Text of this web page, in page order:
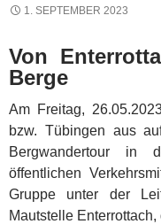
1. SEPTEMBER 2023
Von
Berge
Am Freitag,
bzw. Tübingen aus
Bergwandertour in
öffentlichen
Gruppe unter der
Mautstelle